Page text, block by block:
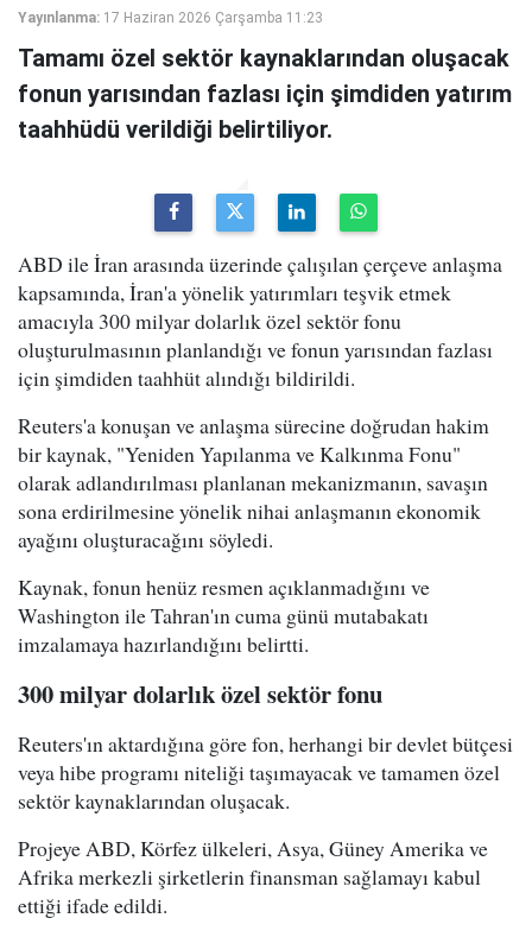
Yayınlanma: 17 Haziran 2026 Çarşamba 11:23
Tamamı özel sektör kaynaklarından oluşacak
fonun yarısından fazlası için şimdiden yatırım
taahhüdü verildiği belirtiliyor.
ABD ile İran arasında üzerinde çalışılan çerçeve anlaşma
kapsamında, İran'a yönelik yatırımları teşvik etmek
amacıyla 300 milyar dolarlık özel sektör fonu
oluşturulmasının planlandığı ve fonun yarısından fazlası
için şimdiden taahhüt alındığı bildirildi.
Reuters'a konuşan ve anlaşma sürecine doğrudan hakim
bir kaynak, "Yeniden Yapılanma ve Kalkınma Fonu"
olarak adlandırılması planlanan mekanizmanın, savaşın
sona erdirilmesine yönelik nihai anlaşmanın ekonomik
ayağını oluşturacağını söyledi.
Kaynak, fonun henüz resmen açıklanmadığını ve
Washington ile Tahran'ın cuma günü mutabakatı
imzalamaya hazırlandığını belirtti.
300 milyar dolarlık özel sektör fonu
Reuters'ın aktardığına göre fon, herhangi bir devlet bütçesi
veya hibe programı niteliği taşımayacak ve tamamen özel
sektör kaynaklarından oluşacak.
Projeye ABD, Körfez ülkeleri, Asya, Güney Amerika ve
Afrika merkezli şirketlerin finansman sağlamayı kabul
ettiği ifade edildi.